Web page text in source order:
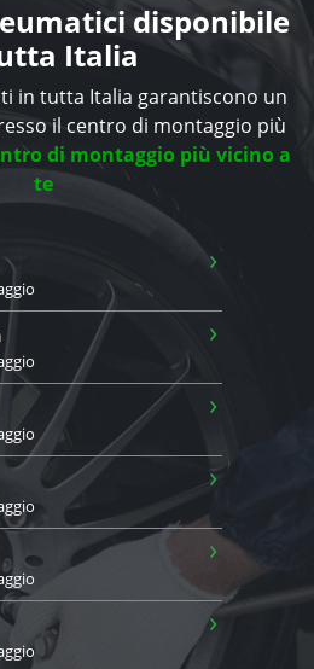
disponibile
Italia
in tutta Italia garantiscono un
il centro di montaggio più
di montaggio più vicino a
te
›
›
›
›
›
›